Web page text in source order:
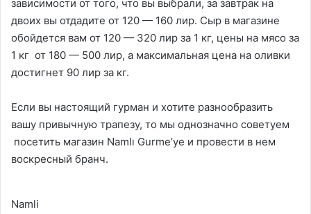
зависимости от того, что вы выбрали, за завтрак на
двоих вы отдадите от 120 — 160 лир. Сыр в магазине
обойдется вам от 120 — 320 лир за 1 кг, цены на мясо за
1 кг от 180 — 500 лир, а максимальная цена на оливки
достигнет 90 лир за кг.
Если вы настоящий гурман и хотите разнообразить
вашу привычную трапезу, то мы однозначно советуем
посетить магазин Namlı Gurme’ye и провести в нем
воскресный бранч.
Namli